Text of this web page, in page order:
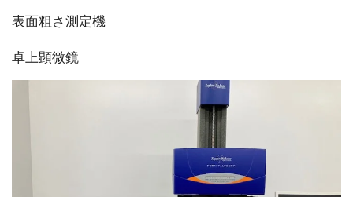
表面粗さ測定機
卓上顕微鏡